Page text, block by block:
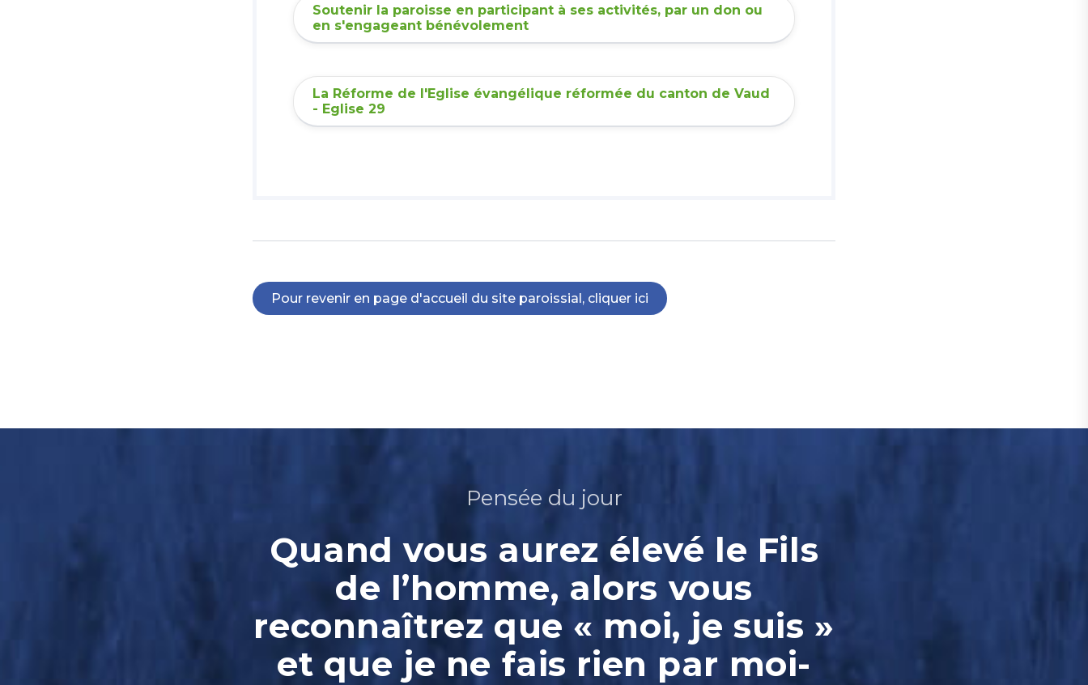
Soutenir la paroisse en participant à ses activités, par un don ou
en s'engageant bénévolement
La Réforme de l'Eglise évangélique réformée du canton de Vaud
- Eglise 29
Pour revenir en page d'accueil du site paroissial, cliquer ici
Pensée du jour
Quand vous aurez élevé le Fils
de l’homme, alors vous
reconnaîtrez que « moi, je suis »
et que je ne fais rien par moi-